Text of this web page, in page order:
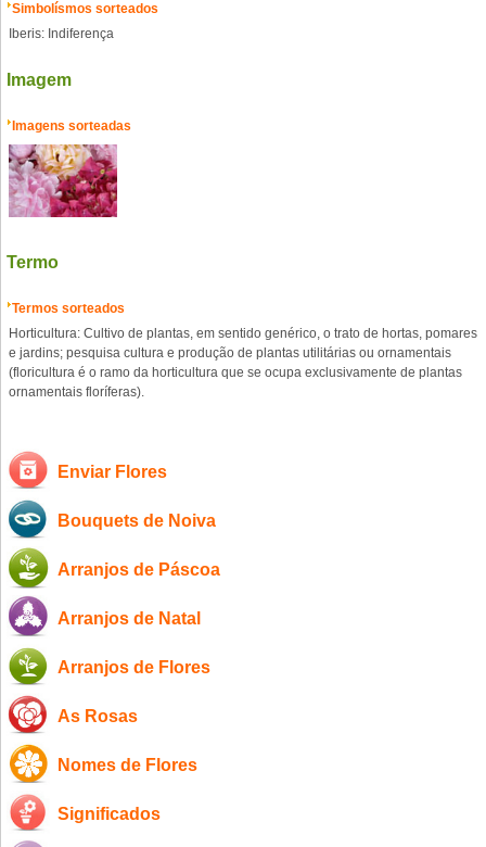
Simbolísmos sorteados
Iberis: Indiferença
Imagem
Imagens sorteadas
Termo
Termos sorteados
Horticultura: Cultivo de plantas, em sentido genérico, o trato de hortas, pomares
e jardins; pesquisa cultura e produção de plantas utilitárias ou ornamentais
(floricultura é o ramo da horticultura que se ocupa exclusivamente de plantas
ornamentais floríferas).
Enviar Flores
Bouquets de Noiva
Arranjos de Páscoa
Arranjos de Natal
Arranjos de Flores
As Rosas
Nomes de Flores
Significados